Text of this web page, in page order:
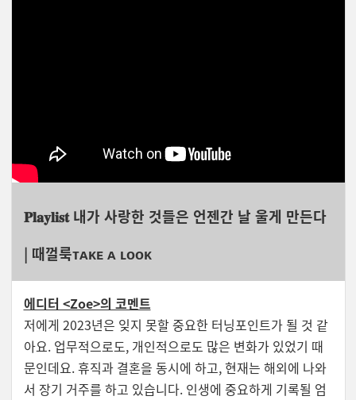
𝐏𝐥𝐚𝐲𝐥𝐢𝐬𝐭 내가 사랑한 것들은 언젠간 날 울게 만든다
| 때껄룩ᴛᴀᴋᴇ ᴀ ʟᴏᴏᴋ
에디터 <Zoe>의 코멘트
저에게 2023년은 잊지 못할 중요한 터닝포인트가 될 것 같
아요. 업무적으로도, 개인적으로도 많은 변화가 있었기 때
문인데요. 휴직과 결혼을 동시에 하고, 현재는 해외에 나와
서 장기 거주를 하고 있습니다. 인생에 중요하게 기록될 엄